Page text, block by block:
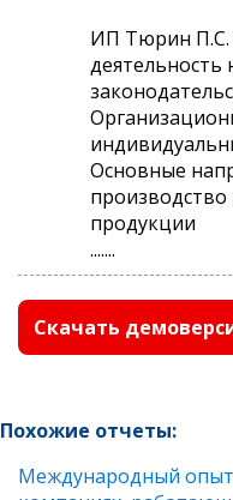
ИП Тюрин П.С.
деятельность
Основные
продукции
.......
Скачать
Похожие отчеты:
Международный опыт